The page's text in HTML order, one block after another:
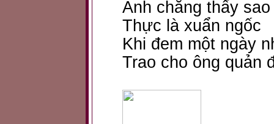
Anh chẳng thấy sao
Thực là xuẩn ngốc
Khi đem một ngày
Trao cho ông quản